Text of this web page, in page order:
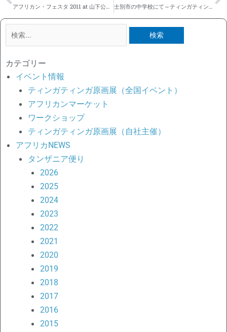
検
象:
カテゴリー
イベント情報
ティンガティンガ原画展（全国イベント）
アフリカンマーケット
ワークショップ
ティンガティンガ原画展（自社主催）
アフリカNEWS
タンザニア便り
2026
2025
2024
2023
2022
2021
2020
2019
2018
2017
2016
2015